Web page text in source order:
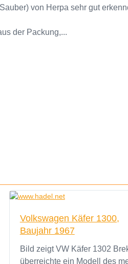
von Herpa sehr gut
der Packung,...
Volkswagen Käfer 1300,
Baujahr 1967
Bild zeigt VW Käfer 1302
überreichte ein Modell des